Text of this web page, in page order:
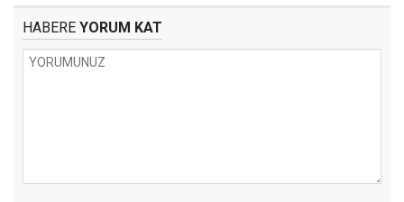
HABERE YORUM KAT